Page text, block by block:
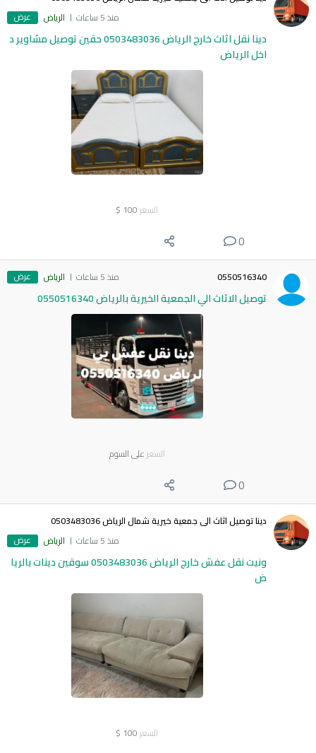
منذ 5 ساعات
الرياض عرض
دينا نقل اثاث خارج الرياض 0503483036 حقين توصيل مشاوير د
اخل الرياض
السعر 100
$
0
0550516340 منذ 5 ساعات الرياض عرض
توصيل الاثاث الي الجمعية الخيرية بالرياض 0550516340
السعر على السوم
0
دينا توصيل اثاث الى جمعية خيرية شمال الرياض 0503483036
منذ 5 ساعات
الرياض عرض
ونيت نقل عفش خارج الرياض 0503483036 سوقين دينات بالريا
ض
السعر 100
$